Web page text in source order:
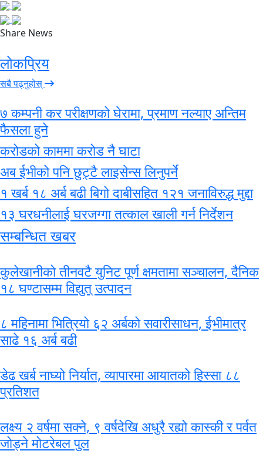
Share News
लोकप्रिय
सबै पढ्नुहोस्
७ कम्पनी कर परीक्षणको घेरामा, प्रमाण नल्याए अन्तिम
फैसला हुने
करोडको काममा करोड नै घाटा
अब ईभीको पनि छुट्टै लाइसेन्स लिनुपर्ने
१ खर्ब १८ अर्ब बढी बिगो दाबीसहित १२१ जनाविरुद्ध मुद्दा
१३ घरधनीलाई घरजग्गा तत्काल खाली गर्न निर्देशन
सम्बन्धित खबर
कुलेखानीको तीनवटै युनिट पूर्ण क्षमतामा सञ्चालन, दैनिक
१८ घण्टासम्म विद्युत् उत्पादन
८ महिनामा भित्रियो ६२ अर्बको सवारीसाधन, ईभीमात्र
साढे १६ अर्ब बढी
डेढ खर्ब नाघ्यो निर्यात, व्यापारमा आयातको हिस्सा ८८
प्रतिशत
लक्ष्य २ वर्षमा सक्ने, ९ वर्षदेखि अधुरै रह्यो कास्की र पर्वत
जोड्ने मोटरेबल पुल